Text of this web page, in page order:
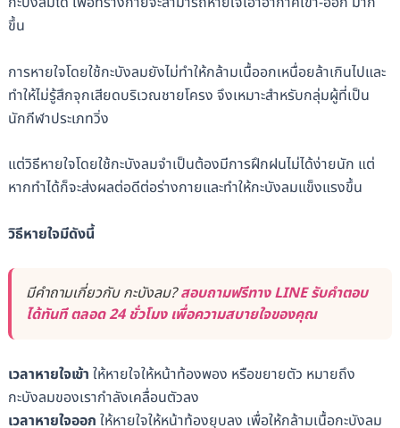
ขึ้น
การหายใจโดยใช้กะบังลมยังไม่ทำให้กล้ามเนื้ออกเหนื่อยล้าเกินไปและ
ทำให้ไม่รู้สึกจุกเสียดบริเวณชายโครง จึงเหมาะสำหรับกลุ่มผู้ที่เป็น
นักกีฬาประเภทวิ่ง
แต่วิธีหายใจโดยใช้กะบังลมจำเป็นต้องมีการฝึกฝนไม่ได้ง่ายนัก แต่
หากทำได้ก็จะส่งผลต่อดีต่อร่างกายและทำให้กะบังลมแข็งแรงขึ้น
วิธีหายใจมีดังนี้
มีคำถามเกี่ยวกับ กะบังลม?สอบถามฟรีทาง LINE รับคำตอบ
ได้ทันที ตลอด 24 ชั่วโมง เพื่อความสบายใจของคุณ
เวลาหายใจเข้า ให้หายใจให้หน้าท้องพอง หรือขยายตัว หมายถึง
กะบังลมของเรากำลังเคลื่อนตัวลง
เวลาหายใจออก ให้หายใจให้หน้าท้องยุบลง เพื่อให้กล้ามเนื้อกะบังลม